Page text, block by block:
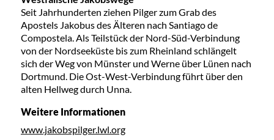
Seit Jahrhunderten ziehen Pilger zum Grab des
Apostels Jakobus des Älteren nach Santiago de
Compostela. Als Teilstück der Nord-Süd-Verbindung
von der Nordseeküste bis zum Rheinland schlängelt
sich der Weg von Münster und Werne über Lünen nach
Dortmund. Die Ost-West-Verbindung führt über den
alten Hellweg durch Unna.
Weitere Informationen
www.jakobspilger.lwl.org